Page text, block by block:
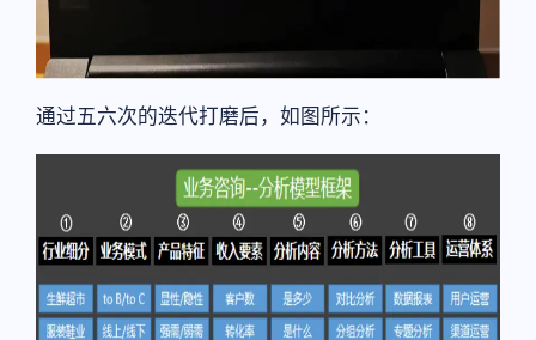
通过五六次的迭代打磨后，如图所示：